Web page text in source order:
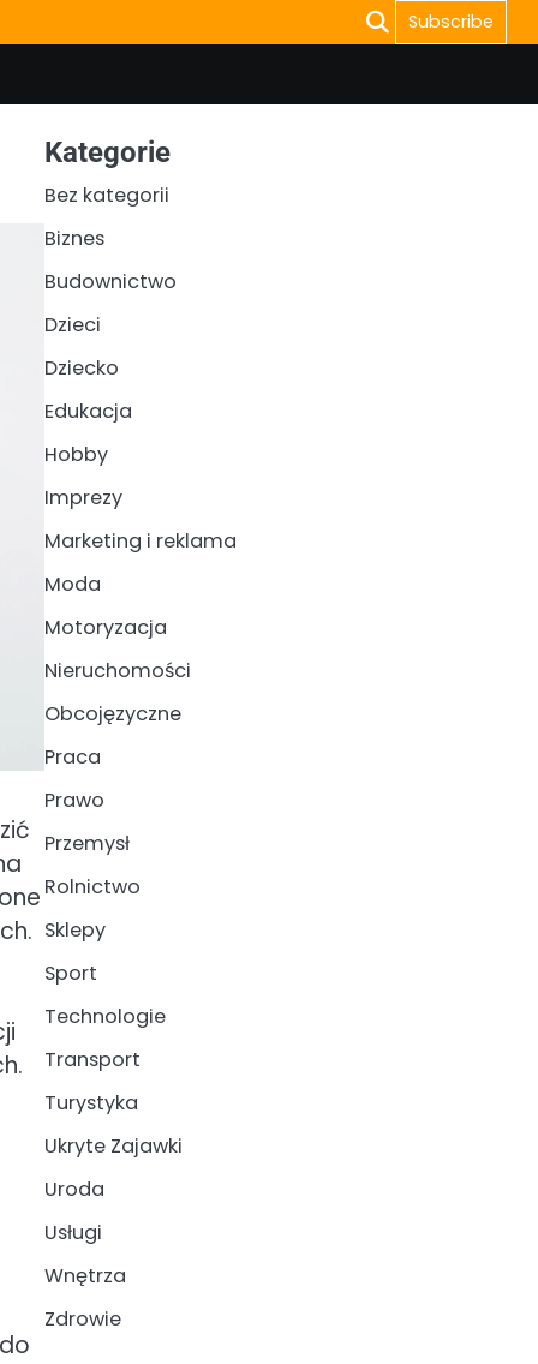
Subscribe
Kategorie
Bez kategorii
Biznes
Budownictwo
Dzieci
Dziecko
Edukacja
Hobby
Imprezy
Marketing i reklama
Moda
Motoryzacja
Nieruchomości
Obcojęzyczne
Praca
Prawo
Przemysł
Rolnictwo
Sklepy
Sport
Technologie
Transport
Turystyka
Ukryte Zajawki
Uroda
Usługi
Wnętrza
Zdrowie